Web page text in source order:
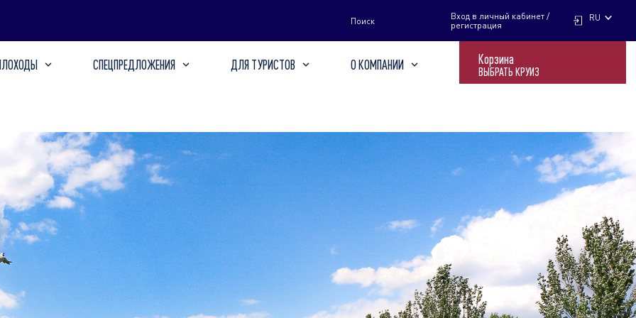
Поиск
Вход в личный кабинет /
регистрация
RU
СПЕЦПРЕДЛОЖЕНИЯ ДЛЯ ТУРИСТОВ О КОМПАНИИ Корзина
ВЫБРАТЬ КРУИЗ